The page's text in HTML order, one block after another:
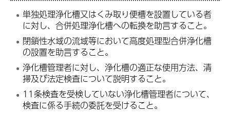
単独処理浄化槽又はくみ取り便槽を設置している者
に対し、合併処理浄化槽への転換を助言すること。
閉鎖性水域の流域等において高度処理型合併浄化槽
の設置を助言すること。
浄化槽管理者に対し、浄化槽の適正な使用方法、清
掃及び法定検査について説明すること。
11条検査を受検していない浄化槽管理者について、
検査に係る手続の委託を受けること。